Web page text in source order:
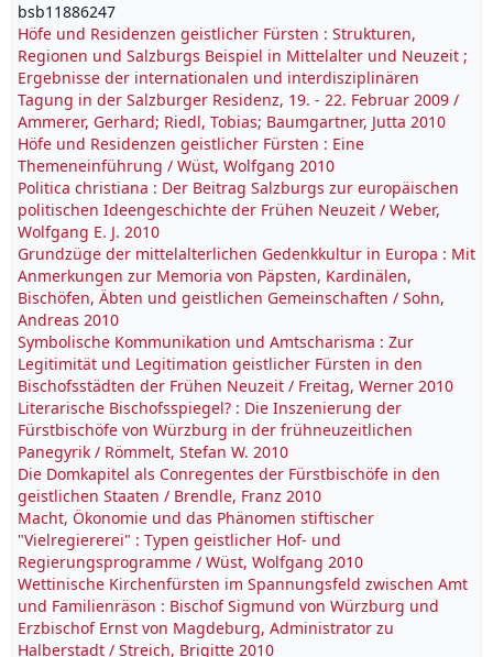
bsb11886247
Höfe und Residenzen geistlicher Fürsten : Strukturen,
Regionen und Salzburgs Beispiel in Mittelalter und Neuzeit ;
Ergebnisse der internationalen und interdisziplinären
Tagung in der Salzburger Residenz, 19. - 22. Februar 2009 /
Ammerer, Gerhard; Riedl, Tobias; Baumgartner, Jutta 2010
Höfe und Residenzen geistlicher Fürsten : Eine
Themeneinführung / Wüst, Wolfgang 2010
Politica christiana : Der Beitrag Salzburgs zur europäischen
politischen Ideengeschichte der Frühen Neuzeit / Weber,
Wolfgang E. J. 2010
Grundzüge der mittelalterlichen Gedenkkultur in Europa : Mit
Anmerkungen zur Memoria von Päpsten, Kardinälen,
Bischöfen, Äbten und geistlichen Gemeinschaften / Sohn,
Andreas 2010
Symbolische Kommunikation und Amtscharisma : Zur
Legitimität und Legitimation geistlicher Fürsten in den
Bischofsstädten der Frühen Neuzeit / Freitag, Werner 2010
Literarische Bischofsspiegel? : Die Inszenierung der
Fürstbischöfe von Würzburg in der frühneuzeitlichen
Panegyrik / Römmelt, Stefan W. 2010
Die Domkapitel als Conregentes der Fürstbischöfe in den
geistlichen Staaten / Brendle, Franz 2010
Macht, Ökonomie und das Phänomen stiftischer
"Vielregiererei" : Typen geistlicher Hof- und
Regierungsprogramme / Wüst, Wolfgang 2010
Wettinische Kirchenfürsten im Spannungsfeld zwischen Amt
und Familienräson : Bischof Sigmund von Würzburg und
Erzbischof Ernst von Magdeburg, Administrator zu
Halberstadt / Streich, Brigitte 2010